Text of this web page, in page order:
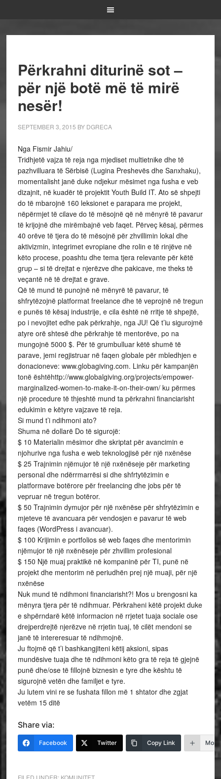
Përkrahni diturinë sot –
për një botë më të mirë
nesër!
SEPTEMBER 3, 2015 BY DGRECA
Nga Fismir Jahiu/
Tridhjetë vajza të reja nga mjediset multietnike dhe të
pazhvilluara të Sërbisë (Lugina Preshevës dhe Sanxhaku),
momentalisht janë duke ndjekur mësimet nga fusha e veb
dizajnit, në kuadër të projektit Youth Build IT. Ato së shpejti
do të mbarojnë 160 leksionet e parapara me projekt,
nëpërmjet të cilave do të mësojnë që në mënyrë të pavarur
të krijojnë dhe mirëmbajnë veb faqet. Përveç kësaj, përmes
40 orëve të tjera do të mësojnë për zhvillimin lokal dhe
aktivizmin, integrimet evropiane dhe rolin e të rinjëve në
këto procese, poashtu dhe tema tjera relevante për këtë
grup – si të drejtat e njerëzve dhe pakicave, me theks të
veçantë në të drejtat e grave.
Që të mund të punojnë në mënyrë të pavarur, të
shfrytëzojnë platformat freelance dhe të veprojnë në tregun
e punës të kësaj industrije, e cila është në rritje të shpejtë,
po i nevojitet edhe pak përkrahje, nga JU! Që t’iu sigurojmë
atyre orë shtesë dhe përkrahje të mentorëve, po na
mungojnë 5000 $. Për të grumbulluar këtë shumë të
parave, jemi regjistruar në faqen globale për mbledhjen e
donacioneve: www.globagiving.com. Linku për kampanjën
tonë ështëhttp://www.globalgiving.org/projects/empower-
marginalized-women-to-make-it-on-their-own/ ku përmes
një procedure të thjeshtë mund ta përkrahni financiarisht
edukimin e këtyre vajzave të reja.
Si mund t’i ndihmoni ato?
Shuma në dollarë Do të sigurojë:
$ 10 Materialin mësimor dhe skriptat për avancimin e
njohurive nga fusha e web teknologjisë për një nxënëse
$ 25 Trajnimin njëmujor të një nxënëseje për marketing
personal dhe ndërrmarrësi si dhe shfrtytëzimin e
platformave botërore për freelancing dhe jobs për të
vepruar në tregun botëror.
$ 50 Trajnimin dymujor për një nxënëse për shfrytëzimin e
mjeteve të avancuara për vendosjen e pavarur të web
faqes (WordPress i avancuar).
$ 100 Krijimin e portfolios së web faqes dhe mentorimin
njëmujor të një nxënëseje për zhvillim profesional
$ 150 Një muaj praktikë në kompaninë për TI, punë në
projekt dhe mentorim në periudhën prej një muaji, për një
nxënëse
Nuk mund të ndihmoni financiarisht?! Mos u brengosni ka
mënyra tjera për të ndihmuar. Përkraheni këtë projekt duke
e shpërndarë këtë informacion në rrjetet tuaja sociale ose
drejperdrejtë njerëzve në rrjetin tuaj, të cilët mendoni se
janë të intereresuar të ndihmojnë.
Ju ftojmë që t’i bashkangjiteni këtij aksioni, sipas
mundësive tuaja dhe të ndihmoni këto gra të reja të gjejnë
punë dhe/ose të fillojnë biznesin e tyre dhe kështu të
sigurojnë vetën dhe familjet e tyre.
Ju lutem vini re se fushata fillon më 1 shtator dhe zgjat
vetëm 15 ditë
Share via:
Facebook Twitter Copy Link More
FILED UNDER: KOMUNITET